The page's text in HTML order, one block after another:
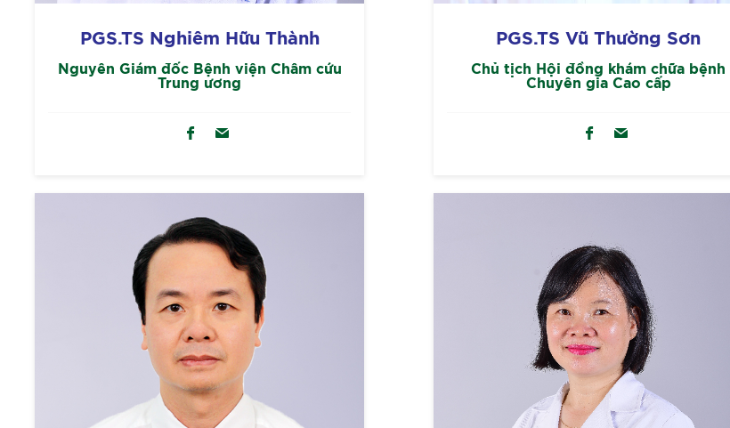
PGS.TS Nghiêm Hữu Thành
Nguyên Giám đốc Bệnh viện Châm cứu
Trung ương
PGS.TS Vũ Thường Sơn
Chủ tịch Hội đồng khám chữa bệnh
Chuyên gia Cao cấp